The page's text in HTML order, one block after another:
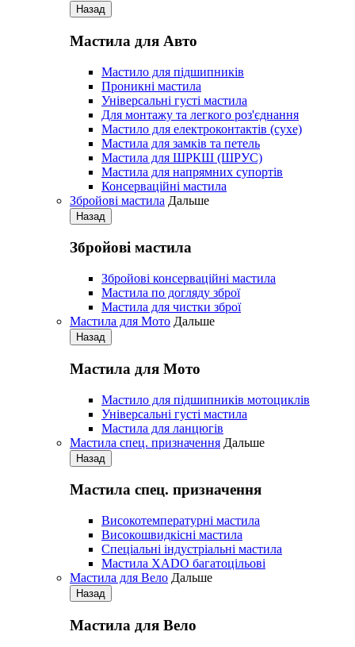
Назад
Мастила для Авто
Мастило для підшипників
Проникні мастила
Універсальні густі мастила
Для монтажу та легкого роз'єднання
Мастило для електроконтактів (сухе)
Мастила для замків та петель
Мастила для ШРКШ (ШРУС)
Мастила для напрямних супортів
Консерваційні мастила
Збройові мастила Дальше
Назад
Збройові мастила
Збройові консерваційні мастила
Мастила по догляду зброї
Мастила для чистки зброї
Мастила для Мото Дальше
Назад
Мастила для Мото
Мастило для підшипників мотоциклів
Універсальні густі мастила
Мастила для ланцюгів
Мастила cпец. призначення Дальше
Назад
Мастила cпец. призначення
Високотемпературні мастила
Високошвидкісні мастила
Спеціальні індустріальні мастила
Мастила ХАDО багатоцільові
Мастила для Вело Дальше
Назад
Мастила для Вело